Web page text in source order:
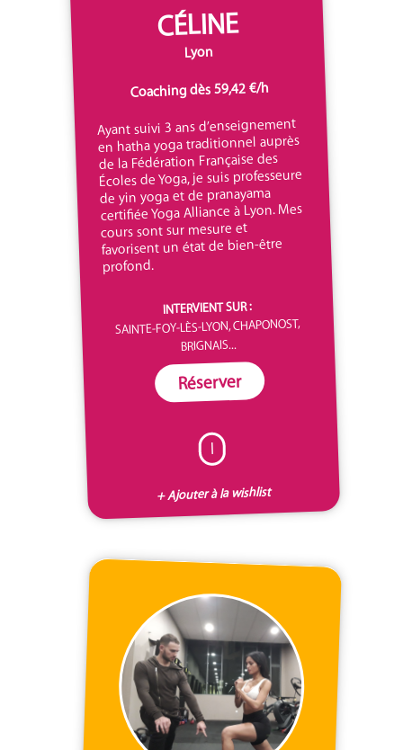
CÉLINE
Lyon
Coaching dès 59,42 €/h
Ayant suivi 3 ans d’enseignement
en hatha yoga traditionnel auprès
de la Fédération Française des
Écoles de Yoga, je suis professeure
de yin yoga et de pranayama
certifiée Yoga Alliance à Lyon. Mes
cours sont sur mesure et
favorisent un état de bien-être
profond.
INTERVIENT SUR :
SAINTE-FOY-LÈS-LYON, CHAPONOST,
BRIGNAIS...
Réserver
I
+ Ajouter à la wishlist